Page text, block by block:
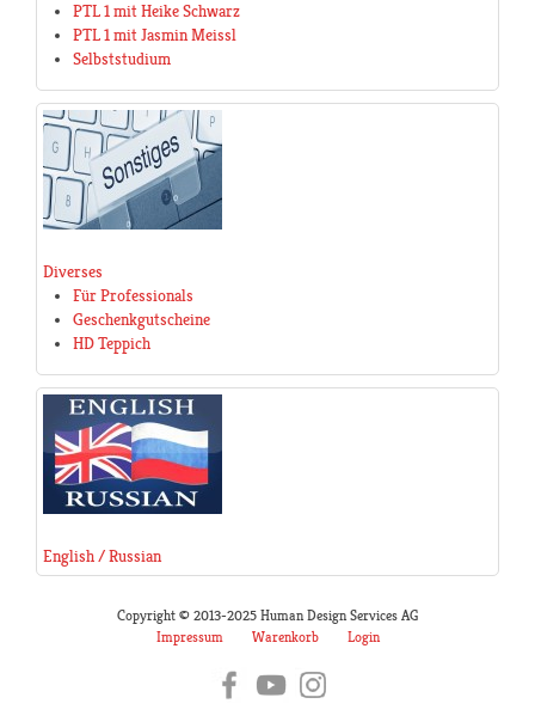
PTL 1 mit Heike Schwarz
PTL 1 mit Jasmin Meissl
Selbststudium
Diverses
Für Professionals
Geschenkgutscheine
HD Teppich
English / Russian
Copyright © 2013-2025 Human Design Services AG
Impressum
Warenkorb Login